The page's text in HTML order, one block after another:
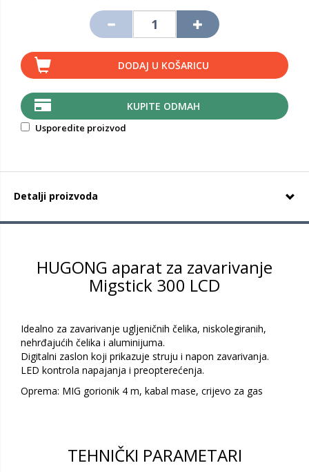
DODAJ U KOŠARICU
KUPITE ODMAH
Usporedite proizvod
Detalji proizvoda
HUGONG aparat za zavarivanje
Migstick 300 LCD
Idealno za zavarivanje ugljeničnih čelika, niskolegiranih,
nehrđajućih čelika i aluminijuma.
Digitalni zaslon koji prikazuje struju i napon zavarivanja.
LED kontrola napajanja i preopterećenja.
Oprema: MIG gorionik 4 m, kabal mase, crijevo za gas
TEHNIČKI PARAMETARI